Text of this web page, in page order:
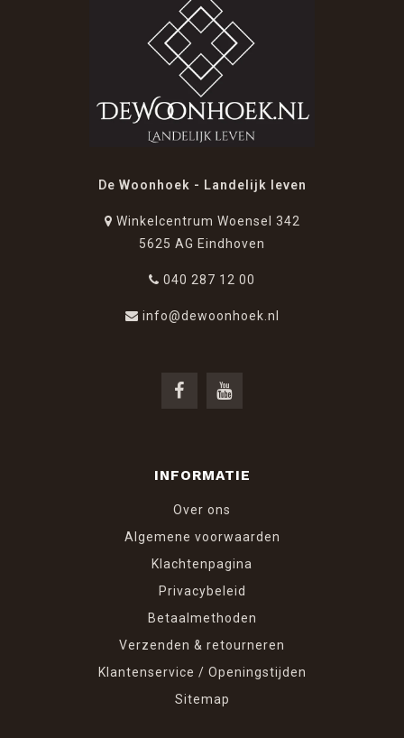
De Woonhoek - Landelijk leven
Winkelcentrum Woensel 342
5625 AG Eindhoven
040 287 12 00
info@dewoonhoek.nl
INFORMATIE
Over ons
Algemene voorwaarden
Klachtenpagina
Privacybeleid
Betaalmethoden
Verzenden & retourneren
Klantenservice / Openingstijden
Sitemap